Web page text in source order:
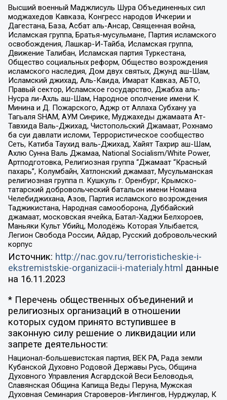
Высший военный Маджлисуль Шура Объединенных сил
моджахедов Кавказа, Конгресс народов Ичкерии и
Дагестана, База, Асбат аль-Ансар, Священная война,
Исламская группа, Братья-мусульмане, Партия исламского
освобождения, Лашкар-И-Тайба, Исламская группа,
Движение Талибан, Исламская партия Туркестана,
Общество социальных реформ, Общество возрождения
исламского наследия, Дом двух святых, Джунд аш-Шам,
Исламский джихад, Аль-Каида, Имарат Кавказ, АБТО,
Правый сектор, Исламское государство, Джабха аль-
Нусра ли-Ахль аш-Шам, Народное ополчение имени К.
Минина и Д. Пожарского, Аджр от Аллаха Субхану уа
Тагьаля SHAM, АУМ Синрике, Муджахеды джамаата Ат-
Тавхида Валь-Джихад, Чистопольский Джамаат, Рохнамо
ба суи давлати исломи, Террористическое сообщество
Сеть, Катиба Таухид валь-Джихад, Хайят Тахрир аш-Шам,
Ахлю Сунна Валь Джамаа, National Socialism/White Power,
Артподготовка, Религиозная группа “Джамаат “Красный
пахарь”, Колумбайн, Хатлонский джамаат, Мусульманская
религиозная группа п. Кушкуль г. Оренбург, Крымско-
татарский добровольческий батальон имени Номана
Челебиджихана, Азов, Партия исламского возрождения
Таджикистана, Народная самооборона, Дуббайский
джамаат, московская ячейка, Батал-Хаджи Белхороев,
Маньяки Культ Убийц, Молодёжь Которая Улыбается,
Легион Свобода России, Айдар, Русский добровольческий
корпус
Источник: http://nac.gov.ru/terroristicheskie-i-
ekstremistskie-organizacii-i-materialy.html данные
на 16.11.2023
* Перечень общественных объединений и
религиозных организаций в отношении
которых судом принято вступившее в
законную силу решение о ликвидации или
запрете деятельности:
Национал-большевистская партия, ВЕК РА, Рада земли
Кубанской Духовно Родовой Державы Русь, Община
Духовного Управления Асгардской Веси Беловодья,
Славянская Община Капища Веды Перуна, Мужская
Духовная Семинария Староверов-Инглингов, Нурджулар, К